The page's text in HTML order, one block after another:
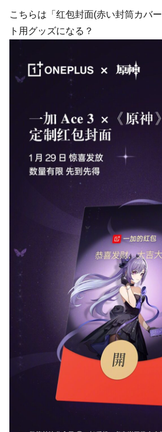
こちらは「红包封面(赤い封筒カバ
ト用グッズになる？